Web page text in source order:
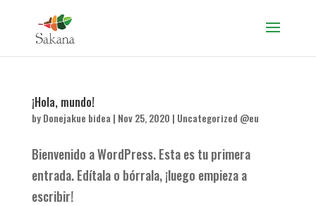
¡Hola, mundo!
byDonejakue bidea | Nov 25, 2020 | Uncategorized @eu
Bienvenido a WordPress. Esta es tu primera
entrada. Edítala o bórrala, ¡luego empieza a
escribir!